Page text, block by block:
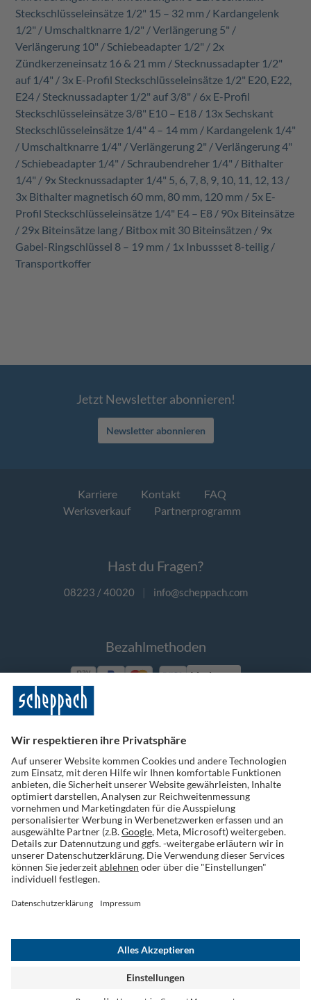
Steckschlüsseleinsätze 1/2" 15 – 32 mm / Kardangelenk
1/2" / Umschaltknarre 1/2" / Verlängerung 5" /
Verlängerung 10" / Schiebeadapter 1/2" / 2x
Zündkerzeneinsatz 16 & 21 mm / Stecknussadapter 1/2"
auf 1/4" / 3x E-Profil Steckschlüsseleinsätze 1/2" E20, E22,
E24 / Stecknussadapter 1/2" auf 3/8" / 6x E-Profil
Steckschlüsseleinsätze 3/8" E10 – E18 / 13x Sechskant
Steckschlüsseleinsätze 1/4" 4 – 14 mm / Kardangelenk 1/4"
/ Umschaltknarre 1/4" / Verlängerung 2" / Verlängerung 4"
/ Schiebeadapter 1/4" / Schraubendreher 1/4" / Bithalter
1/4" / 9x Stecknussadapter 1/4" 5, 6, 7, 8, 9, 10, 11, 12, 13 /
3x Bithalter magnetisch 60 mm, 80 mm, 120 mm / 5x E-
Profil Steckschlüsseleinsätze 1/4" E4 – E8 / 90x Biteinsätze
/ 29x Biteinsätze lang / Bitbox mit 30 Biteinsätzen / 9x
Gabel-Ringschlüssel 8 – 19 mm / 1x Inbussset 8-teilig /
Transportkoffer
Jetzt Newsletter abonnieren!
Newsletter abonnieren
Karriere Kontakt
FAQ
Werksverkauf
Partnerprogramm
Hast du Fragen?
08223 / 40020 | info@scheppach.com
Bezahlmethoden
Vorkasse
Folge uns auf Social Media
Widerruf einreichen
Impressum